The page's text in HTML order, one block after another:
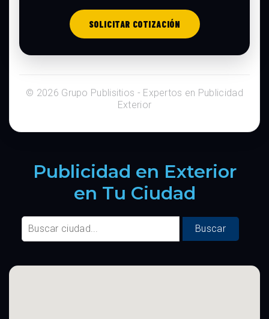
SOLICITAR COTIZACIÓN
© 2026 Grupo Publisitios - Expertos en Publicidad
Exterior
Publicidad en Exterior
en Tu Ciudad
Buscar